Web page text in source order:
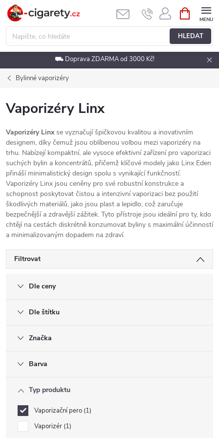
Přejít
obsah
HLEDAT
NÁKUPNÍ
KOŠÍK
⛟ Doprava ZDARMA od 3000 Kč!
Bylinné vaporizéry
Vaporizéry Linx
Vaporizéry Linxse vyznačují špičkovou kvalitou a inovativním
designem, díky čemuž jsou oblíbenou volbou mezi vaporizéry na
trhu. Nabízejí kompaktní, ale vysoce efektivní zařízení pro vaporizaci
suchých bylin a koncentrátů, přičemž klíčové modely jako Linx Eden
přináší minimalistický design spolu s vynikající funkčností.
Vaporizéry Linx jsou ceněny pro své robustní konstrukce a
schopnost poskytovat čistou a intenzivní vaporizaci bez použití
škodlivých materiálů, jako jsou plast a lepidlo, což zaručuje
bezpečnější a zdravější zážitek. Tyto přístroje jsou ideální pro ty, kdo
chtějí na cestách diskrétně konzumovat byliny s maximální účinností
a minimalizovaným dopadem na zdraví.
Filtrovat
Dle ceny
Dle štítku
Značka
Barva
Typ produktu
Vaporizační pero 1
Vaporizér 1